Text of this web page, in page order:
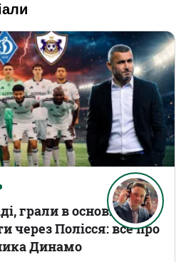
грали в основному
через Полісся: все про
Динамо